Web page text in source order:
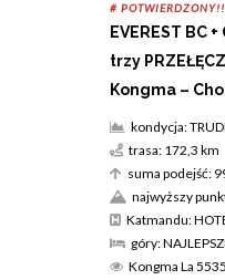
#
EVEREST BC +
trzy
Kongma –
kondycja:
trasa: 172,3 km
suma podejść:
najwyższy
Katmandu:
góry:
Kongma La